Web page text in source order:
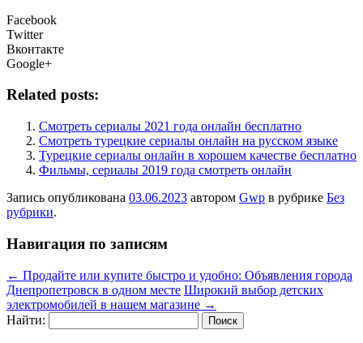
Facebook
Twitter
Вконтакте
Google+
Related posts:
Смотреть сериалы 2021 года онлайн бесплатно
Смотреть турецкие сериалы онлайн на русском языке
Турецкие сериалы онлайн в хорошем качестве бесплатно
Фильмы, сериалы 2019 года смотреть онлайн
Запись опубликована 03.06.2023 автором Gwp в рубрике Без
рубрики.
Навигация по записям
← Продайте или купите быстро и удобно: Объявления города
Днепропетровск в одном месте Широкий выбор детских
электромобилей в нашем магазине →
Найти: